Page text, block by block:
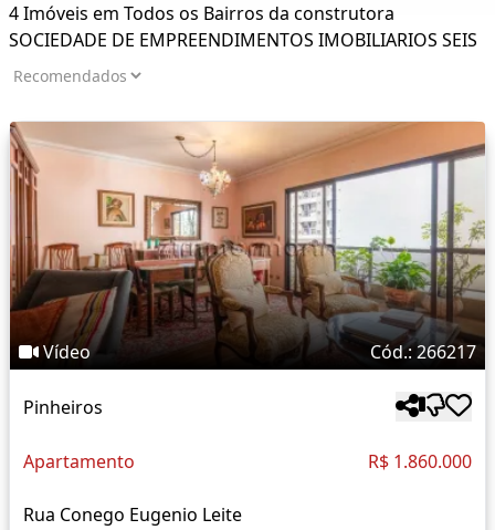
4 Imóveis em Todos os Bairros da construtora
SOCIEDADE DE EMPREENDIMENTOS IMOBILIARIOS SEIS
Vídeo Cód.: 266217
Pinheiros
Apartamento R$ 1.860.000
Rua Conego Eugenio Leite